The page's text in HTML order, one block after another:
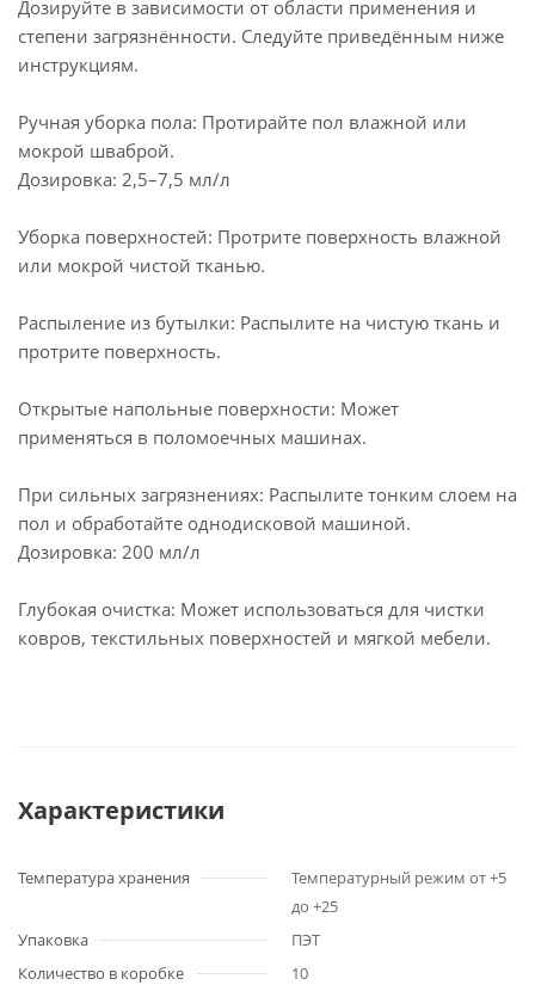
Дозируйте в зависимости от области применения и
степени загрязнённости. Следуйте приведённым ниже
инструкциям.
Ручная уборка пола: Протирайте пол влажной или
мокрой шваброй.
Дозировка: 2,5–7,5 мл/л
Уборка поверхностей: Протрите поверхность влажной
или мокрой чистой тканью.
Распыление из бутылки: Распылите на чистую ткань и
протрите поверхность.
Открытые напольные поверхности: Может
применяться в поломоечных машинах.
При сильных загрязнениях: Распылите тонким слоем на
пол и обработайте однодисковой машиной.
Дозировка: 200 мл/л
Глубокая очистка: Может использоваться для чистки
ковров, текстильных поверхностей и мягкой мебели.
Характеристики
Температура хранения
Температурный режим от +5
до +25
Упаковка
ПЭТ
Количество в коробке
10